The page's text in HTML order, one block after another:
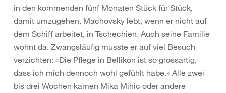
in den kommenden fünf Monaten Stück für Stück,
damit umzugehen. Machovsky lebt, wenn er nicht auf
dem Schiff arbeitet, in Tschechien. Auch seine Familie
wohnt da. Zwangsläufig musste er auf viel Besuch
verzichten: «Die Pflege in Bellikon ist so grossartig,
dass ich mich dennoch wohl gefühlt habe.» Alle zwei
bis drei Wochen kamen Mika Mihic oder andere